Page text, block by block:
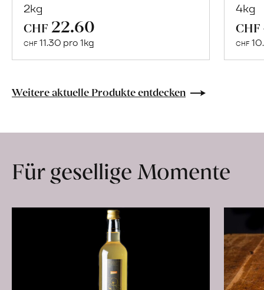
2kg
CHF 22.60
CHF 11.30 pro 1kg
Naturbelassene
Lebensmittel
Hof
erfahren
4kg
CHF
CHF
Weitere aktuelle Produkte entdecken
Für gesellige Momente